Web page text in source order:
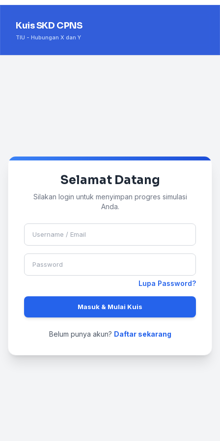
Kuis SKD CPNS
TIU - Hubungan X dan Y
Selamat Datang
Silakan login untuk menyimpan progres simulasi
Anda.
Lupa Password?
Masuk & Mulai Kuis
Belum punya akun? Daftar sekarang